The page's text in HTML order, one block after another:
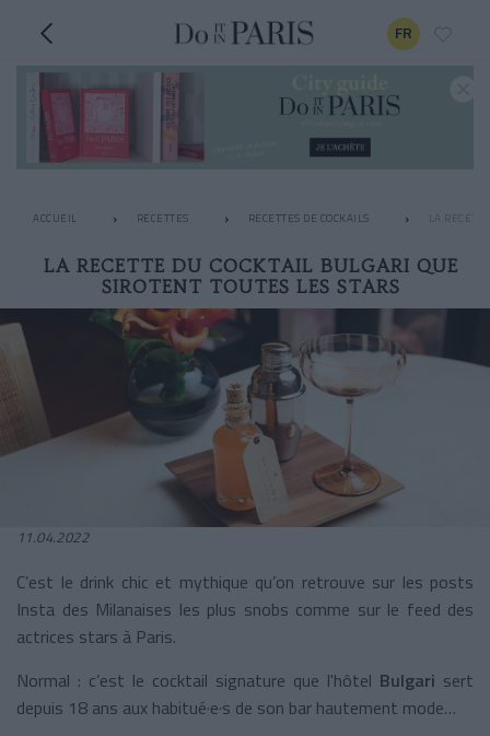
FR
ACCUEIL RECETTES RECETTES DE COCKAILS
LA RECETTE DU COCKTAIL BULGARI QUE
SIROTENT TOUTES LES STARS
11.04.2022
C’est le drink chic et mythique qu’on retrouve sur les posts
Insta des Milanaises les plus snobs comme sur le feed des
actrices stars à Paris.
Normal : c’est le cocktail signature que l'hôtel Bulgari sert
depuis 18 ans aux habitué·e·s de son bar hautement mode…